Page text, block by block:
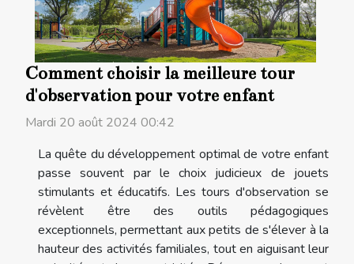
Comment choisir la meilleure tour
d'observation pour votre enfant
Mardi 20 août 2024 00:42
La quête du développement optimal de votre enfant
passe souvent par le choix judicieux de jouets
stimulants et éducatifs. Les tours d'observation se
révèlent être des outils pédagogiques
exceptionnels, permettant aux petits de s'élever à la
hauteur des activités familiales, tout en aiguisant leur